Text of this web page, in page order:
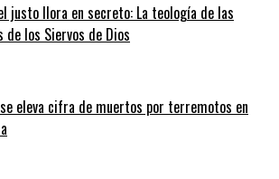
justo llora en secreto: La teología de las
de los Siervos de Dios
eleva cifra de muertos por terremotos en